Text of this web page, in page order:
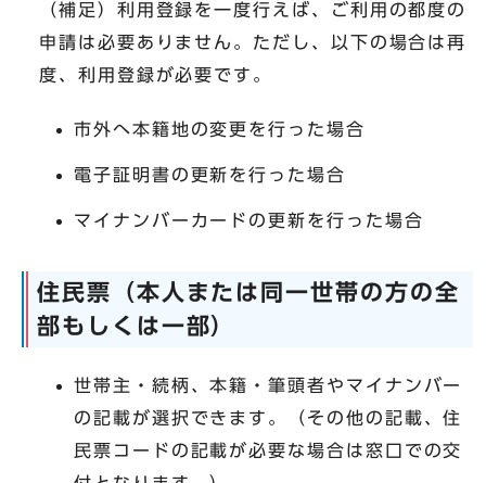
（補足）利用登録を一度行えば、ご利用の都度の
申請は必要ありません。ただし、以下の場合は再
度、利用登録が必要です。
市外へ本籍地の変更を行った場合
電子証明書の更新を行った場合
マイナンバーカードの更新を行った場合
住民票（本人または同一世帯の方の全
部もしくは一部）
世帯主・続柄、本籍・筆頭者やマイナンバー
の記載が選択できます。（その他の記載、住
民票コードの記載が必要な場合は窓口での交